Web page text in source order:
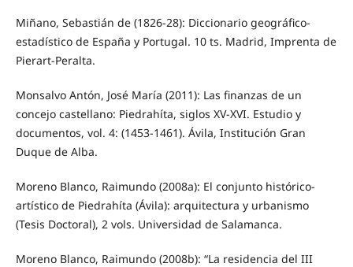
Miñano, Sebastián de (1826-28): Diccionario geográfico-
estadístico de España y Portugal. 10 ts. Madrid, Imprenta de
Pierart-Peralta.
Monsalvo Antón, José María (2011): Las finanzas de un
concejo castellano: Piedrahíta, siglos XV-XVI. Estudio y
documentos, vol. 4: (1453-1461). Ávila, Institución Gran
Duque de Alba.
Moreno Blanco, Raimundo (2008a): El conjunto histórico-
artístico de Piedrahíta (Ávila): arquitectura y urbanismo
(Tesis Doctoral), 2 vols. Universidad de Salamanca.
Moreno Blanco, Raimundo (2008b): “La residencia del III